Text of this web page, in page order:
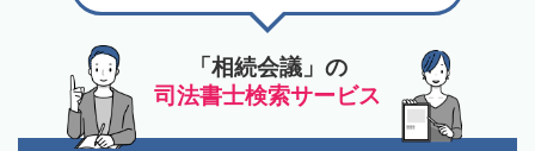
「相続会議」の
司法書士検索サービス